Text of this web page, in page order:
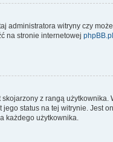
administratora witryny czy
na stronie internetowej phpBB.pl
z rangą użytkownika.
status na tej witrynie. Jest
każdego użytkownika.